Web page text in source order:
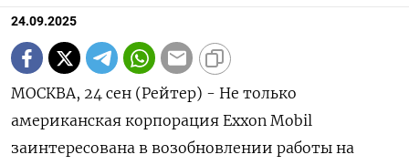
24.09.2025
МОСКВА, 24 сен (Рейтер) - Не только
американская корпорация Exxon Mobil
заинтересована в возобновлении работы на